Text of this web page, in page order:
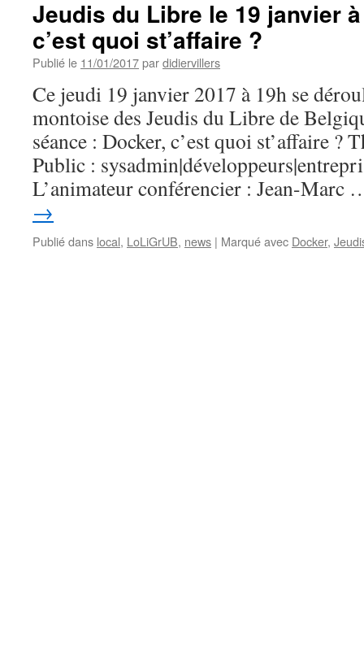
Jeudis du Libre le 19 janvier
c’est quoi st’affaire ?
Publié le 11/01/2017pardidiervillers
Ce jeudi 19 janvier 2017 à 19h se
montoise des Jeudis du Libre de
séance : Docker, c’est quoi st’affaire ?
Public :
L’animateur conférencier : Jean-
→
Publié dans local, LoLiGrUB, news | Marqué avec Docker,